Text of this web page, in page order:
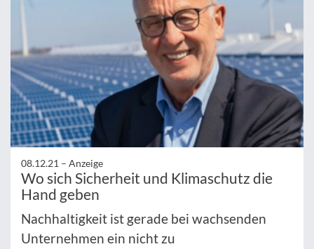
08.12.21 – Anzeige
Wo sich Sicherheit und Klimaschutz die
Hand geben
Nachhaltigkeit ist gerade bei wachsenden
Unternehmen ein nicht zu